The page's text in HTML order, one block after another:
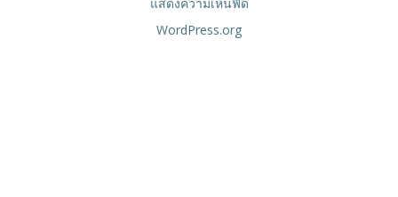
WordPress.org